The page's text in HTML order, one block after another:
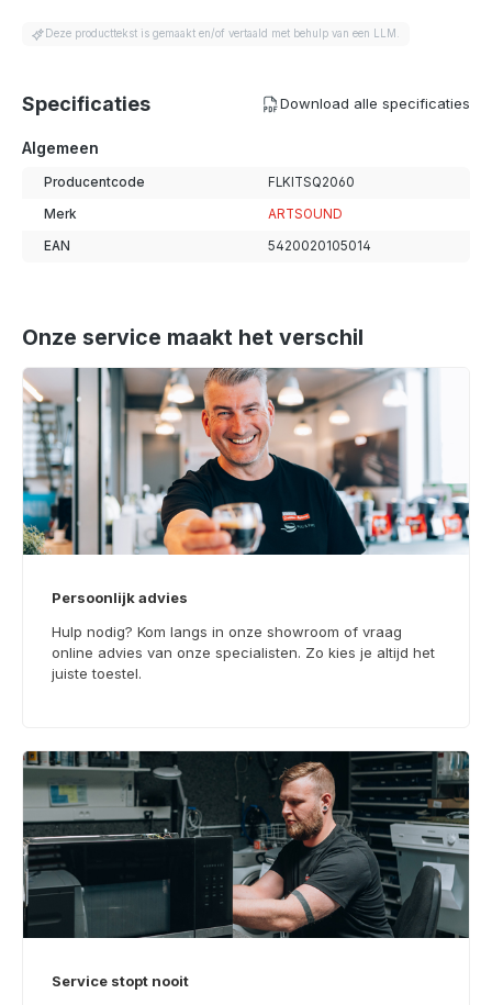
Deze producttekst is gemaakt en/of vertaald met behulp van een LLM.
Specificaties Download alle specificaties
Algemeen
Producentcode FLKITSQ2060
Merk ARTSOUND
EAN 5420020105014
Onze service maakt het verschil
Persoonlijk advies
Hulp nodig? Kom langs in onze showroom of vraag
online advies van onze specialisten. Zo kies je altijd het
juiste toestel.
Service stopt nooit